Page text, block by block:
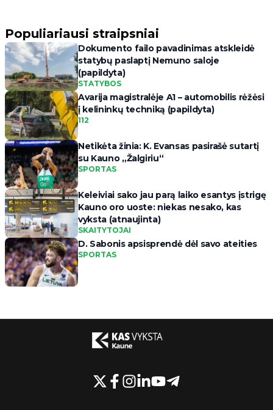
Populiariausi straipsniai
Dokumento failo pavadinimas atskleidė
statybų paslaptį Nemuno saloje
(papildyta)
STATYBOS
Avarija magistralėje A1 – automobilis rėžėsi
į kelininkų techniką (papildyta)
112
Netikėta žinia: K. Evansas pasirašė sutartį
su Kauno „Žalgiriu“
SPORTAS
Keleiviai sako jau parą laiko esantys įstrigę
Kauno oro uoste: niekas nesako, kas
vyksta (atnaujinta)
SKAITYTOJAI
D. Sabonis apsisprendė dėl savo ateities
SPORTAS